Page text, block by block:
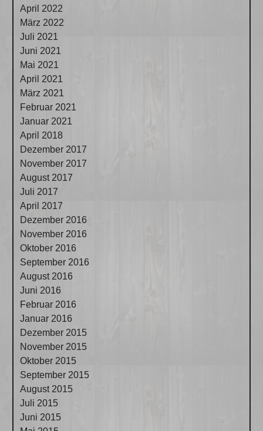
April 2022
März 2022
Juli 2021
Juni 2021
Mai 2021
April 2021
März 2021
Februar 2021
Januar 2021
April 2018
Dezember 2017
November 2017
August 2017
Juli 2017
April 2017
Dezember 2016
November 2016
Oktober 2016
September 2016
August 2016
Juni 2016
Februar 2016
Januar 2016
Dezember 2015
November 2015
Oktober 2015
September 2015
August 2015
Juli 2015
Juni 2015